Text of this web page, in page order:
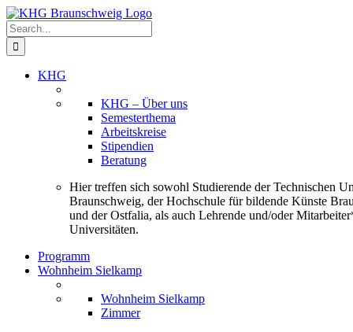
Skip
to
content
Search
for:
KHG
KHG – Über uns
Semesterthema
Arbeitskreise
Stipendien
Beratung
Hier treffen sich sowohl Studierende der Technischen
Braunschweig, der Hochschule für bildende Künste
und der Ostfalia, als auch Lehrende und/oder
Universitäten.
Programm
Wohnheim Sielkamp
Wohnheim Sielkamp
Zimmer